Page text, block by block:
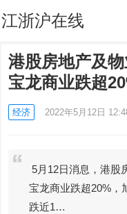
江浙沪在线
港股房地产及
宝龙商业跌超
经济 2022年5月12日
5月12日消息，港股
宝龙商业跌超20%，
跌近1…